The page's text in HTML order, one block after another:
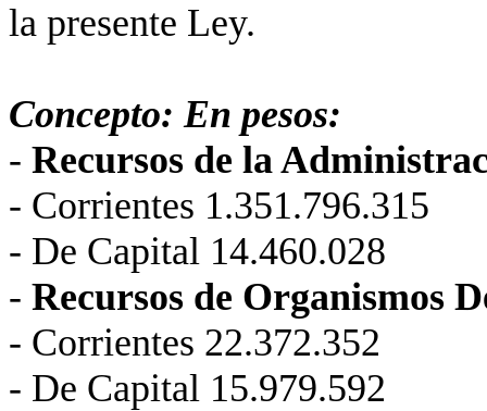
la presente Ley.
Concepto: En pesos:
- Recursos de la
- Corrientes 1.351.796.315
- De Capital 14.460.028
- Recursos de Organismos
- Corrientes 22.372.352
- De Capital 15.979.592